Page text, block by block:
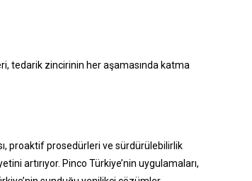
tedarik zincirinin her aşamasında katma
proaktif prosedürleri ve sürdürülebilirlik
artırıyor. Pinco Türkiye’nin uygulamaları,